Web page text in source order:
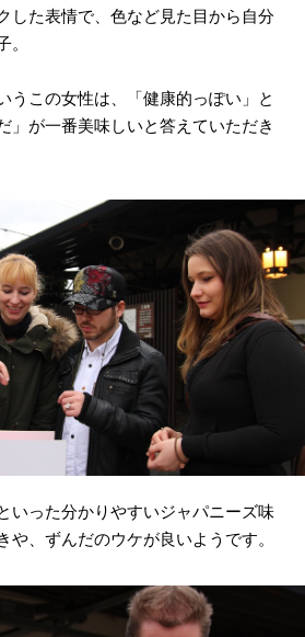
した表情で、色など見た目から自分
。
うこの女性は、「健康的っぽい」と
」が一番美味しいと答えていただき
いった分かりやすいジャパニーズ味
や、ずんだのウケが良いようです。